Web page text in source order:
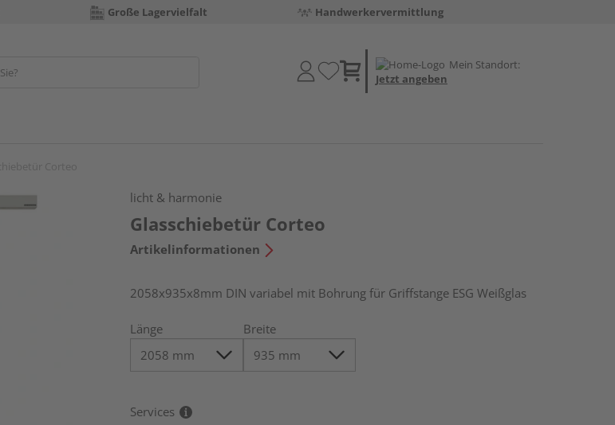
Große Lagervielfalt Handwerkervermittlung
Mein Standort:
Jetzt angeben
licht & harmonie
Glasschiebetür Corteo
Artikelinformationen
2058x935x8mm DIN variabel mit Bohrung für Griffstange ESG Weißglas
Länge Breite
Services